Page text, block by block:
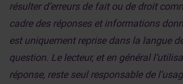
résulter d’erreurs de fait ou de droit
cadre des réponses et informations
est uniquement reprise dans la langue
question. Le lecteur, et en général
réponse, reste seul responsable de